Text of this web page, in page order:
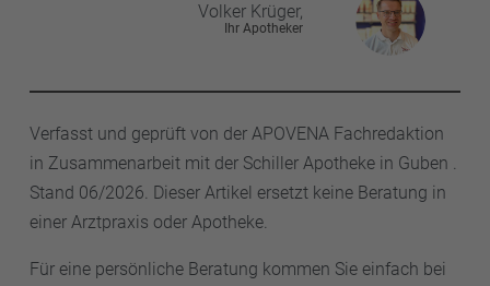
Volker Krüger,
Ihr Apotheker
Verfasst und geprüft von der APOVENA Fachredaktion
in Zusammenarbeit mit der Schiller Apotheke in Guben .
Stand 06/2026. Dieser Artikel ersetzt keine Beratung in
einer Arztpraxis oder Apotheke.
Für eine persönliche Beratung kommen Sie einfach bei